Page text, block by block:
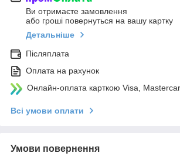
Ви отримаєте замовлення
або гроші повернуться на вашу картку
Детальніше
Післяплата
Оплата на рахунок
Онлайн-оплата карткою Visa,
Всі умови оплати
Умови повернення